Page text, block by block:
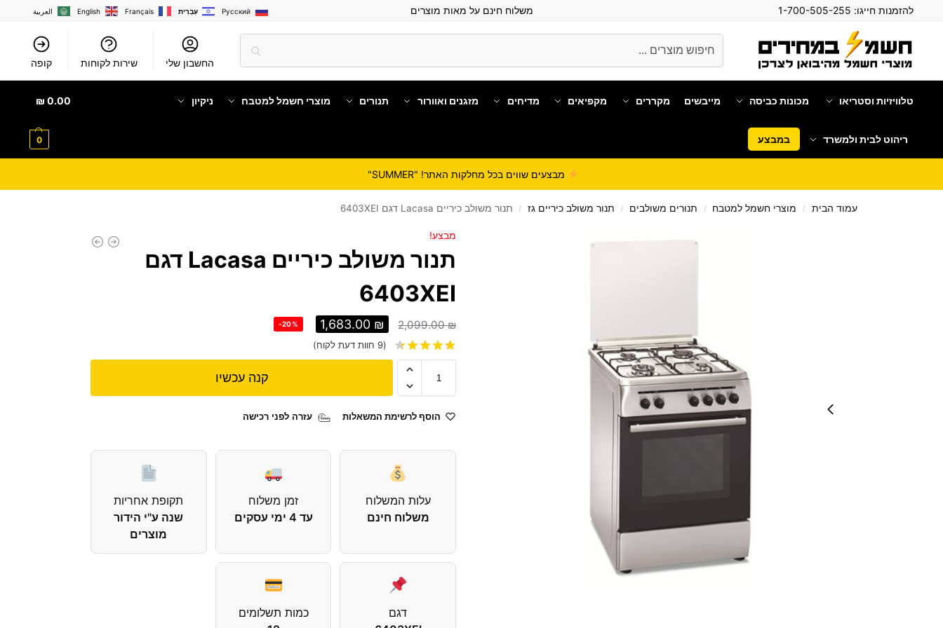
להזמנות חייגו: משלוח חינם על מאות מוצרים العربية English Français עִבְרִית Русский
החשבון שלי שירות לקוחות קופה
טלוויזיות וסטריאו מכונות כביסה מייבשים מקררים מקפיאים מדיחים מזגנים ואוורור תנורים מוצרי חשמל למטבח ניקיון
ריהוט לבית ולמשרד במבצע
0.00
₪
0
מבצעים שווים בכל מחלקות האתר! "SUMMER"
עמוד הבית / מוצרי חשמל למטבח / תנורים משולבים / תנור משולב כיריים גז / תנור משולב כיריים Lacasa דגם 6403XEI
מבצע!
תנור משולב כיריים Lacasa דגם
6403XEI
2,099.00₪
1,683.00 ₪
-20%
(
9 חוות דעת לקוח)
קנה עכשיו
הוסף לרשימת המשאלות עזרה לפני רכישה
עלות המשלוח
משלוח חינם
זמן משלוח
עד 4 ימי עסקים
תקופת אחריות
שנה ע"י הידור
מוצרים
דגם
כמות תשלומים